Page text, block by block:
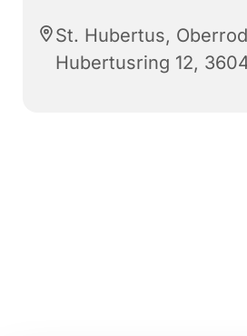
St. Hubertus,
Hubertusring 12,